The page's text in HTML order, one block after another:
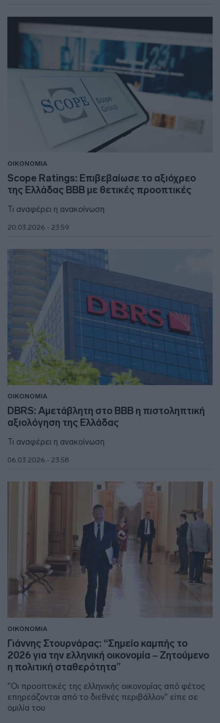
ΟΙΚΟΝΟΜΙΑ
Scope Ratings: Επιβεβαίωσε το αξιόχρεο
της Ελλάδας ΒΒΒ με θετικές προοπτικές
Τι αναφέρει η ανακοίνωση
20.03.2026 - 23:59
ΟΙΚΟΝΟΜΙΑ
DBRS: Αμετάβλητη στο ΒΒΒ η πιστοληπτική
αξιολόγηση της Ελλάδας
Τι αναφέρει η ανακοίνωση
06.03.2026 - 23:58
ΟΙΚΟΝΟΜΙΑ
Γιάννης Στουρνάρας: “Σημείο καμπής το
2026 για την ελληνική οικονομία – Ζητούμενο
η πολιτική σταθερότητα”
"Οι προοπτικές της ελληνικής οικονομίας από φέτος
επηρεάζονται από το διεθνές περιβάλλον" είπε σε
ομιλία του